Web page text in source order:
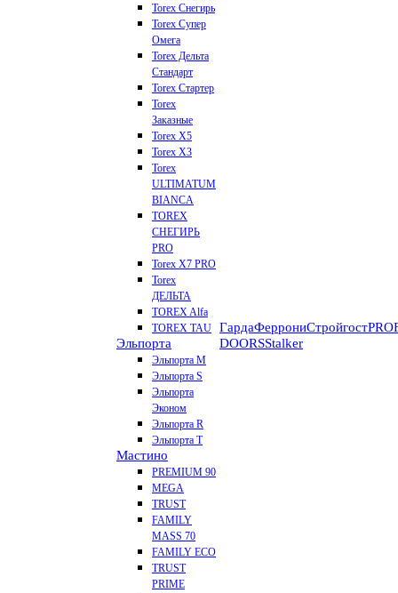
Torex Снегирь
Torex Супер
Омега
Torex Дельта
Стандарт
Torex Стартер
Torex
Заказные
Torex Х5
Torex Х3
Torex
ULTIMATUM
BIANCA
TOREX
СНЕГИРЬ
PRO
Torex X7 PRO
Torex
ДЕЛЬТА
TOREX Alfa
TOREX TAU
Эльпорта
Эльпорта M
Эльпорта S
Эльпорта
Эконом
Эльпорта R
Эльпорта Т
Мастино
PREMIUM 90
MEGA
TRUST
FAMILY
MASS 70
FAMILY ECO
TRUST
PRIME
ГардаФеррониСтройгост
DOORSStalker